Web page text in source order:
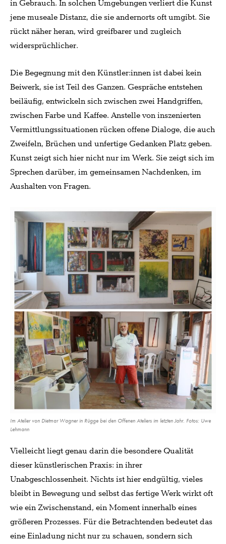
in Gebrauch. In solchen Umgebungen verliert die Kunst
jene museale Distanz, die sie andernorts oft umgibt. Sie
rückt näher heran, wird greifbarer und zugleich
widersprüchlicher.
Die Begegnung mit den Künstler:innen ist dabei kein
Beiwerk, sie ist Teil des Ganzen. Gespräche entstehen
beiläufig, entwickeln sich zwischen zwei Handgriffen,
zwischen Farbe und Kaffee. Anstelle von inszenierten
Vermittlungssituationen rücken offene Dialoge, die auch
Zweifeln, Brüchen und unfertige Gedanken Platz geben.
Kunst zeigt sich hier nicht nur im Werk. Sie zeigt sich im
Sprechen darüber, im gemeinsamen Nachdenken, im
Aushalten von Fragen.
Im Atelier von Dietmar Wagner in Rügge bei den Offenen Ateliers im letzten Jahr. Fotos: Uwe
Lehmann
Vielleicht liegt genau darin die besondere Qualität
dieser künstlerischen Praxis: in ihrer
Unabgeschlossenheit. Nichts ist hier endgültig, vieles
bleibt in Bewegung und selbst das fertige Werk wirkt oft
wie ein Zwischenstand, ein Moment innerhalb eines
größeren Prozesses. Für die Betrachtenden bedeutet das
eine Einladung nicht nur zu schauen, sondern sich